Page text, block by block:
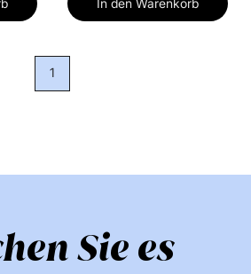
In den Warenkorb
1
Sie es